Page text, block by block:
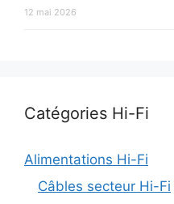
12 mai 2026
Catégories Hi-Fi
Alimentations Hi-Fi
Câbles secteur Hi-Fi